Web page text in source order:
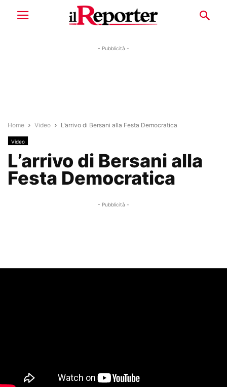
- Pubblicità -
Home Video L’arrivo di Bersani alla Festa Democratica
Video
L’arrivo di Bersani alla
Festa Democratica
- Pubblicità -